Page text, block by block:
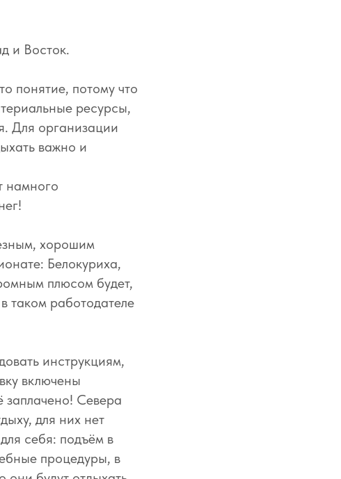
и Восток.
понятие, потому что
ресурсы,
Для организации
важно и
намного
хорошим
Белокуриха,
плюсом будет,
таком работодателе
инструкциям,
включены
заплачено! Севера
для них нет
себя: подъём в
процедуры, в